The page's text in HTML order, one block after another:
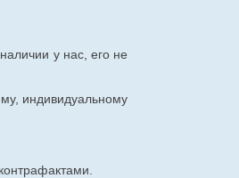
у нас, его не
индивидуальному